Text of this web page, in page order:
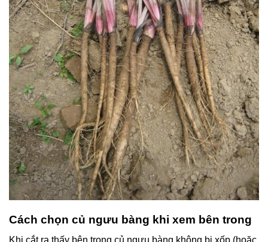
Cách chọn củ ngưu bàng khi xem bên trong